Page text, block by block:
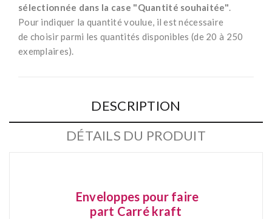
sélectionnée dans la case "Quantité souhaitée".
Pour indiquer la quantité voulue, il est nécessaire
de choisir parmi les quantités disponibles (de 20 à 250
exemplaires).
DESCRIPTION
DÉTAILS DU PRODUIT
Enveloppes pour faire
part Carré kraft